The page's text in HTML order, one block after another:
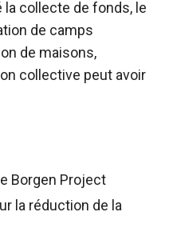
collecte de fonds, le
de camps
de maisons,
collective peut avoir
Borgen Project
la réduction de la